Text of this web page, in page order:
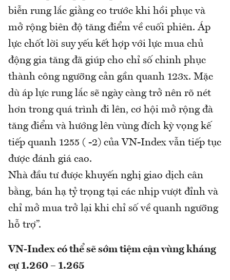
biễn rung lắc giằng co trước khi hồi phục và
mở rộng biên độ tăng điểm về cuối phiên. Áp
lực chốt lời suy yếu kết hợp với lực mua chủ
động gia tăng đã giúp cho chỉ số chinh phục
thành công ngưỡng cản gần quanh 123x. Mặc
dù áp lực rung lắc sẽ ngày càng trở nên rõ nét
hơn trong quá trình đi lên, cơ hội mở rộng đà
tăng điểm và hướng lên vùng đích kỳ vọng kế
tiếp quanh 1255 ( -2) của VN-Index vẫn tiếp tục
được đánh giá cao.
Nhà đầu tư được khuyến nghị giao dịch cân
bằng, bán hạ tỷ trọng tại các nhịp vượt đỉnh và
chỉ mở mua trở lại khi chỉ số về quanh ngưỡng
hỗ trợ”.
VN-Index có thể sẽ sớm tiệm cận vùng kháng
cự 1.260 – 1.265